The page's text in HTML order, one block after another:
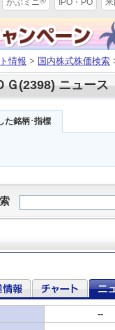
情報 > 国内株式株価検索
Ｇ(2398) ニュース
た銘柄･指標